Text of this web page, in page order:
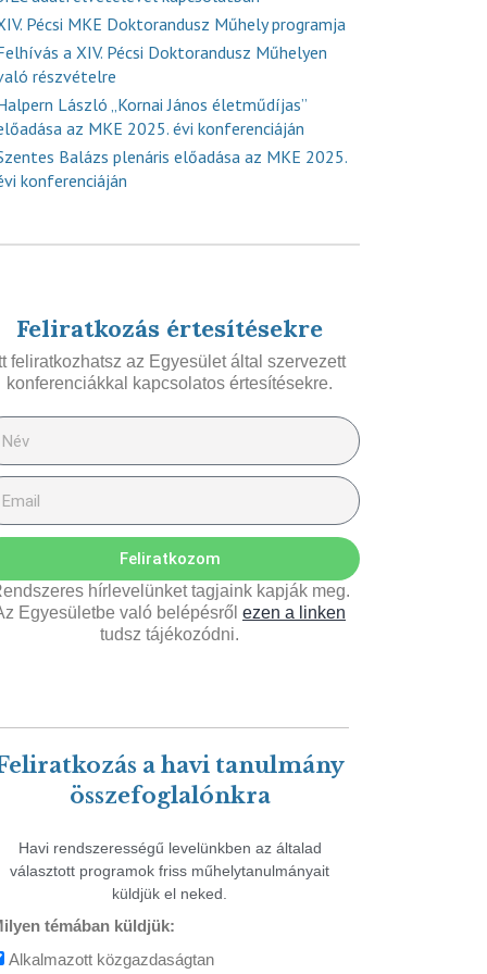
Pécsi MKE Doktorandusz Műhely programja
a XIV. Pécsi Doktorandusz Műhelyen
részvételre
László „Kornai János életműdíjas”
az MKE 2025. évi konferenciáján
Balázs plenáris előadása az MKE 2025.
konferenciáján
Feliratkozás értesítésekre
feliratkozhatsz az Egyesület által szervezett
konferenciákkal kapcsolatos értesítésekre.
Feliratkozom
hírlevelünket tagjaink kapják meg.
Egyesületbe való belépésről ezen a linken
tudsz tájékozódni.
a havi tanulmány
összefoglalónkra
Havi rendszerességű levelünkben az általad
választott programok friss műhelytanulmányait
küldjük el neked.
témában küldjük:
Alkalmazott közgazdaságtan